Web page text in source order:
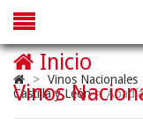
> Vinos Nacionales
Castilla y León >
Inicio
Vinos